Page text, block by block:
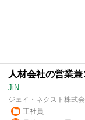
人材会社の営業
JiN
ジェイ・ネクスト株式
正社員